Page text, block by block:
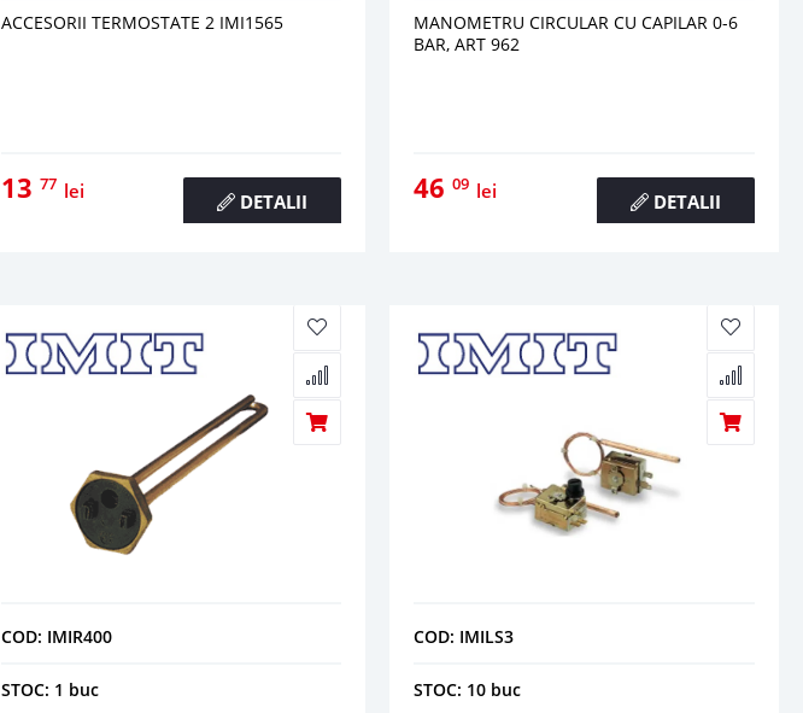
ACCESORII TERMOSTATE 2 IMI1565
13 77 lei DETALII
MANOMETRU CIRCULAR CU CAPILAR 0-6
BAR, ART 962
4609 lei DETALII
COD: IMIR400
STOC: 1 buc
COD: IMILS3
STOC: 10 buc